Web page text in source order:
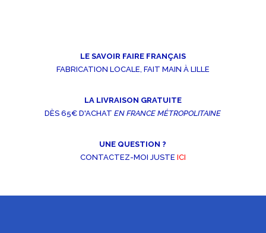
44,00€
LE SAVOIR FAIRE FRANÇAIS
FABRICATION LOCALE, FAIT MAIN À LILLE
LA LIVRAISON GRATUITE
DÈS 65€ D'ACHATEN FRANCE MÉTROPOLITAINE
UNE QUESTION ?
CONTACTEZ-MOI JUSTE ICI